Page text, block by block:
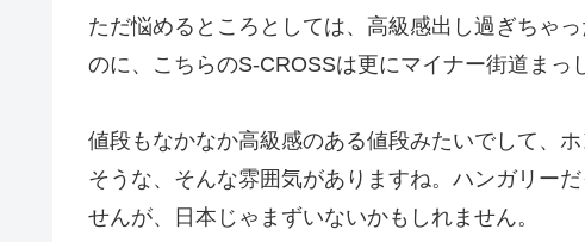
ただ悩めるところとしては、高級感出し過ぎちゃ
のに、こちらのS-CROSSは更にマイナー街道まっ
値段もなかなか高級感のある値段みたいでして、
そうな、そんな雰囲気がありますね。ハンガリー
せんが、日本じゃまずいないかもしれません。